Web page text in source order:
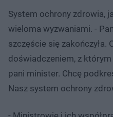
System ochrony zdrowia,
wieloma wyzwaniami. -
szczęście się zakończyła.
doświadczeniem, z
pani minister. Chcę
Nasz system ochrony